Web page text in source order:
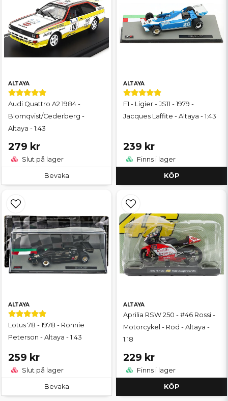
ALTAYA
Audi Quattro A2 1984 -
Blomqvist/Cederberg -
Altaya - 1:43
279 kr
Slut på lager
Bevaka
ALTAYA
F1 - Ligier - JS11 - 1979 -
Jacques Laffite - Altaya - 1:43
239 kr
Finns i lager
KÖP
ALTAYA
Lotus 78 - 1978 - Ronnie
Peterson - Altaya - 1:43
259 kr
Slut på lager
Bevaka
ALTAYA
Aprilia RSW 250 - #46 Rossi -
Motorcykel - Röd - Altaya -
1:18
229 kr
Finns i lager
KÖP